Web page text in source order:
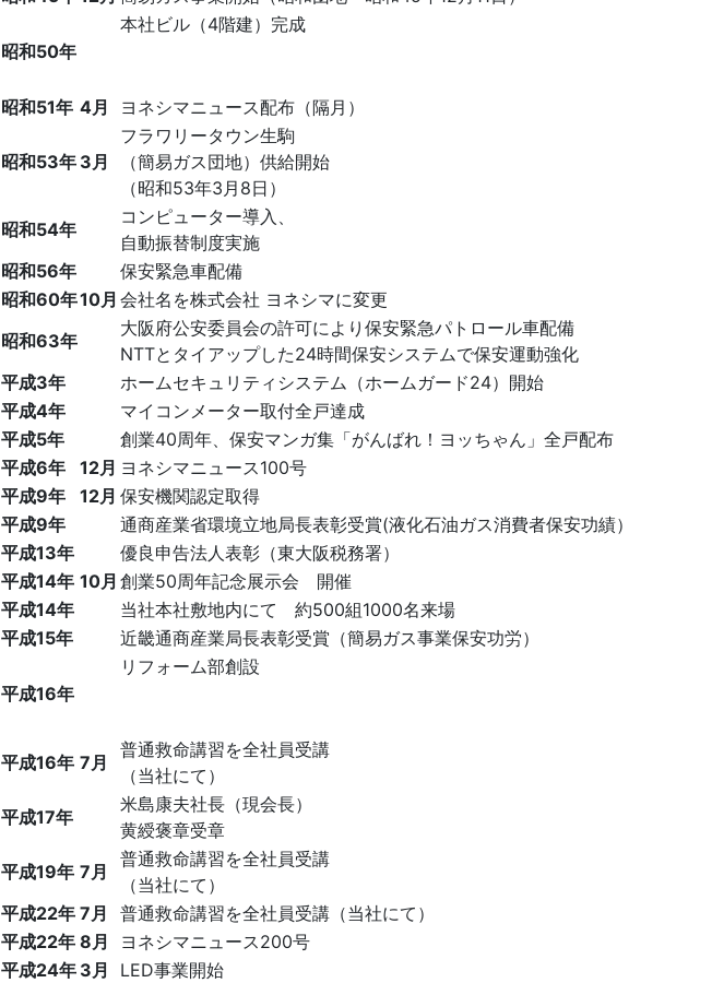
昭和50年
本社ビル（4階建）完成
昭和51年 4月 ヨネシマニュース配布（隔月）
昭和53年 3月
フラワリータウン生駒
（簡易ガス団地）供給開始
（昭和53年3月8日）
昭和54年
コンピューター導入、
自動振替制度実施
昭和56年
保安緊急車配備
昭和60年10月 会社名を株式会社 ヨネシマに変更
昭和63年
大阪府公安委員会の許可により保安緊急パトロール車配備
NTTとタイアップした24時間保安システムで保安運動強化
平成3年
ホームセキュリティシステム（ホームガード24）開始
平成4年
マイコンメーター取付全戸達成
平成5年
創業40周年、保安マンガ集「がんばれ！ヨッちゃん」全戸配布
平成6年
12月 ヨネシマニュース100号
平成9年
12月 保安機関認定取得
平成9年
通商産業省環境立地局長表彰受賞(液化石油ガス消費者保安功績）
平成13年
優良申告法人表彰（東大阪税務署）
平成14年 10月 創業50周年記念展示会 開催
平成14年
当社本社敷地内にて 約500組1000名来場
平成15年
近畿通商産業局長表彰受賞（簡易ガス事業保安功労）
平成16年
リフォーム部創設
平成16年 7月
普通救命講習を全社員受講
（当社にて）
平成17年
米島康夫社長（現会長）
黄綬褒章受章
平成19年 7月
普通救命講習を全社員受講
（当社にて）
平成22年 7月
普通救命講習を全社員受講（当社にて）
平成22年 8月
ヨネシマニュース200号
平成24年 3月
LED事業開始